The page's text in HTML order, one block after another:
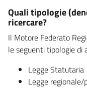
Quali tipologie
ricercare?
Il Motore Federato
le seguenti tipologie di
Legge Statutaria
Legge regionale/